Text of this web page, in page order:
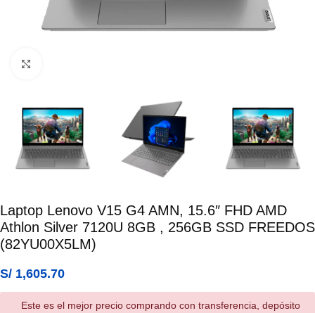
Laptop Lenovo V15 G4 AMN, 15.6″ FHD AMD
Athlon Silver 7120U 8GB , 256GB SSD FREEDOS
(82YU00X5LM)
S/ 1,605.70
Este es el mejor precio comprando con transferencia, depósito